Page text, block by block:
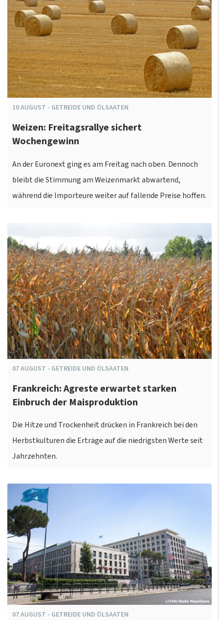
10AUGUST - GETREIDE UND ÖLSAATEN
Weizen: Freitagsrallye sichert
Wochengewinn
An der Euronext ging es am Freitag nach oben. Dennoch
bleibt die Stimmung am Weizenmarkt abwartend,
während die Importeure weiter auf fallende Preise hoffen.
07AUGUST - GETREIDE UND ÖLSAATEN
Frankreich: Agreste erwartet starken
Einbruch der Maisproduktion
Die Hitze und Trockenheit drücken in Frankreich bei den
Herbstkulturen die Erträge auf die niedrigsten Werte seit
Jahrzehnten.
07AUGUST - GETREIDE UND ÖLSAATEN